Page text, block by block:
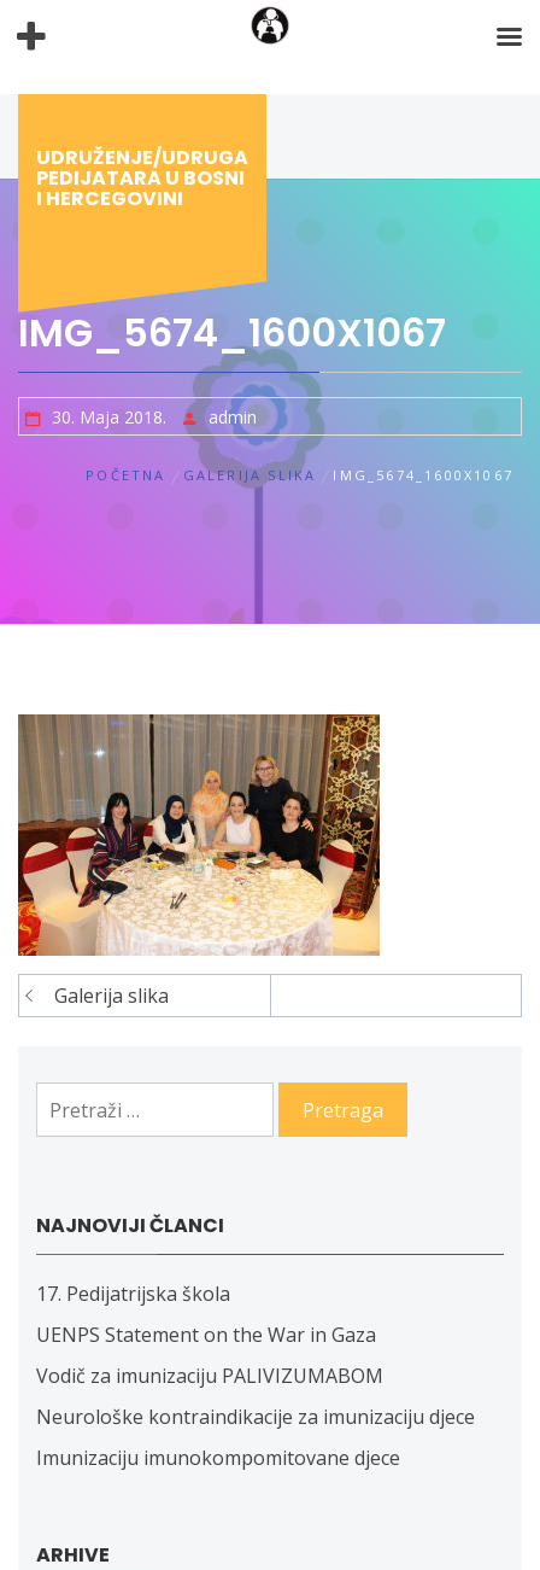
na
UDRUŽENJE/UDRUGA
PEDIJATARA U BOSNI
I HERCEGOVINI
IMG_5674_1600X1067
30. Maja 2018. admin
POČETNA GALERIJA SLIKA IMG_5674_1600X1067
Navigacija
Galerija slika
Pretraga:
NAJNOVIJI ČLANCI
17. Pedijatrijska škola
UENPS Statement on the War in Gaza
Vodič za imunizaciju PALIVIZUMABOM
Neurološke kontraindikacije za imunizaciju djece
Imunizaciju imunokompomitovane djece
ARHIVE